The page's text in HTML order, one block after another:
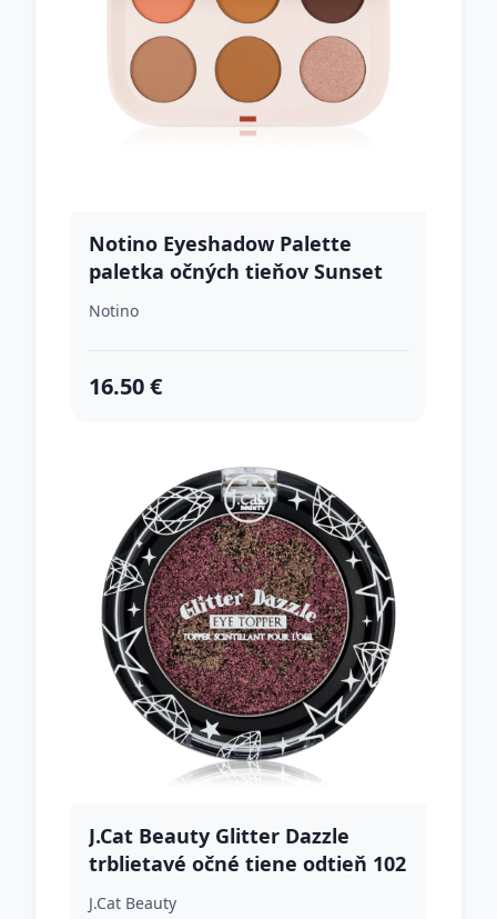
Notino Eyeshadow Palette
paletka očných tieňov Sunset
Beach 9.75 g
Notino
16.50 €
J.Cat Beauty Glitter Dazzle
trblietavé očné tiene odtieň 102
I'm Impressed 1.2 g
J.Cat Beauty